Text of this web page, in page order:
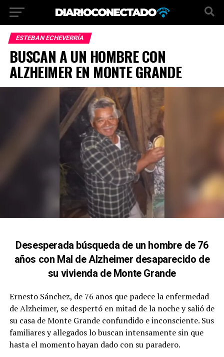
ESTEBAN ECHEVERRÍA
BUSCAN A UN HOMBRE CON
ALZHEIMER EN MONTE GRANDE
Desesperada búsqueda de un hombre de 76
años con Mal de Alzheimer desaparecido de
su vivienda de Monte Grande
Ernesto Sánchez, de 76 años que padece la enfermedad
de Alzheimer, se despertó en mitad de la noche y salió de
su casa de Monte Grande confundido e inconsciente. Sus
familiares y allegados lo buscan intensamente sin que
hasta el momento hayan dado con su paradero.